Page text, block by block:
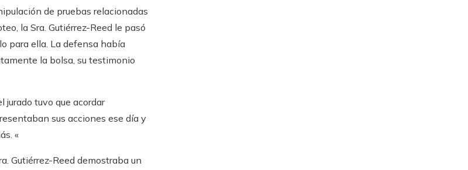
de pruebas relacionadas
la Sra. Gutiérrez-Reed le pasó
para ella. La defensa había
la bolsa, su testimonio
jurado tuvo que acordar
sus acciones ese día y
«
Gutiérrez-Reed demostraba un